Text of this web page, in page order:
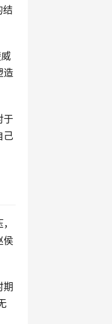
结
造
于
己
侯
期